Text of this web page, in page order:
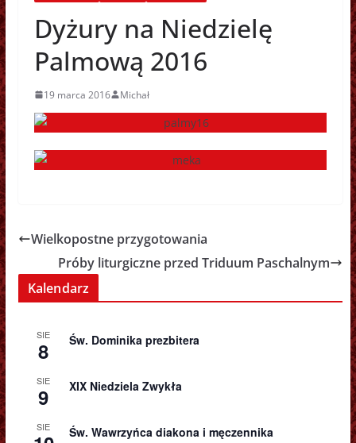
Dyżury na Niedzielę
Palmową 2016
19 marca 2016 Michał
Wielkopostne przygotowania
Próby liturgiczne przed Triduum Paschalnym
Kalendarz
SIE
8 Św. Dominika prezbitera
SIE
9 XIX Niedziela Zwykła
SIE Św. Wawrzyńca diakona i męczennika